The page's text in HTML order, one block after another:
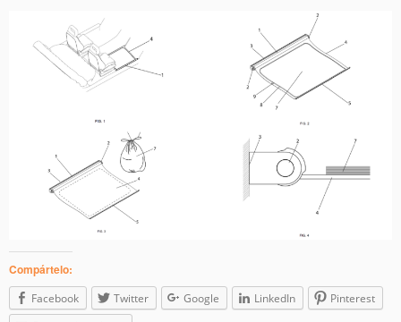
Compártelo:
Facebook Twitter Google LinkedIn
Pinterest